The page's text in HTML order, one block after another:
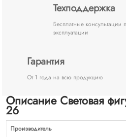
Техподдержка
Бесплатные
эксплуатации
Гарантия
От 1 года на всю продукцию
Описание Световая
26
Производитель